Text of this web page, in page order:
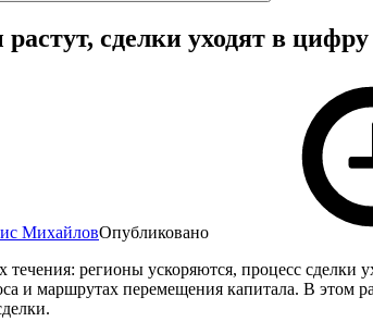
сделки уходят в цифру
МихайловОпубликовано
регионы ускоряются, процесс
и маршрутах перемещения капитала. В этом